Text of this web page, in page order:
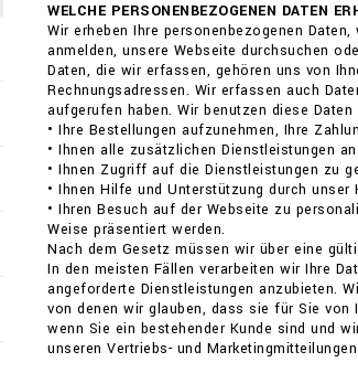
WELCHE PERSONENBEZOGENEN DATEN
Wir erheben Ihre personenbezogenen
anmelden, unsere Webseite durchsuchen
Daten, die wir erfassen, gehören uns von
Rechnungsadressen. Wir erfassen auch
aufgerufen haben. Wir benutzen diese Daten
• Ihre Bestellungen aufzunehmen, Ihre
• Ihnen alle zusätzlichen Dienstleistungen
• Ihnen Zugriff auf die Dienstleistungen zu
• Ihnen Hilfe und Unterstützung durch unser
• Ihren Besuch auf der Webseite zu
Weise präsentiert werden.
Nach dem Gesetz müssen wir über eine
In den meisten Fällen verarbeiten wir Ihre
angeforderte Dienstleistungen anzubieten.
von denen wir glauben, dass sie für Sie
wenn Sie ein bestehender Kunde sind und
unseren Vertriebs- und